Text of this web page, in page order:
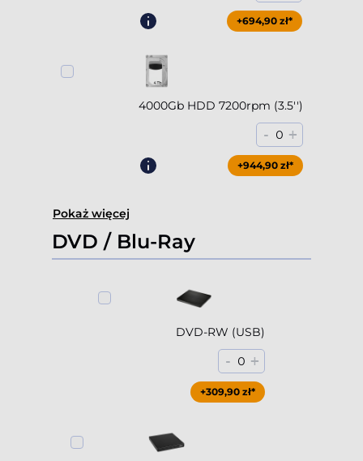
+694,90 zł*
4000Gb HDD 7200rpm (3.5'')
- 0 +
+944,90 zł*
Pokaż więcej
DVD / Blu-Ray
DVD-RW (USB)
- 0 +
+309,90 zł*